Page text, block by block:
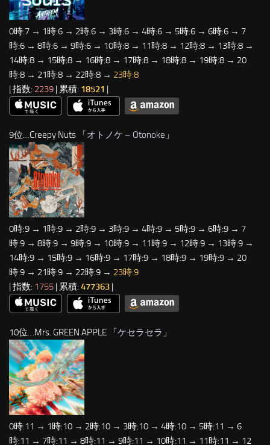
0時:7 → 1時:6 → 2時:6 → 3時:6 → 4時:6 → 5時:6 → 6時:6 → 7
時:6 → 8時:6 → 9時:6 → 10時:8 → 11時:8 → 12時:8 → 13時:8 →
14時:8 → 15時:8 → 16時:8 → 17時:8 → 18時:8 → 19時:8 → 20
時:8 → 21時:8 → 22時:8 → 23時:8
| 指数: 2239 | 累積: 18521 |
9位…Creepy Nuts 「オトノケ – Otonoke 」
0時:9 → 1時:9 → 2時:9 → 3時:9 → 4時:9 → 5時:9 → 6時:9 → 7
時:9 → 8時:9 → 9時:9 → 10時:9 → 11時:9 → 12時:9 → 13時:9 →
14時:9 → 15時:9 → 16時:9 → 17時:9 → 18時:9 → 19時:9 → 20
時:9 → 21時:9 → 22時:9 → 23時:9
| 指数: 1755 | 累積: 477363 |
10位…Mrs. GREEN APPLE 「ケセラセラ 」
0時:11 → 1時:10 → 2時:10 → 3時:10 → 4時:10 → 5時:11 → 6
時:11 → 7時:11 → 8時:11 → 9時:11 → 10時:11 → 11時:11 → 12